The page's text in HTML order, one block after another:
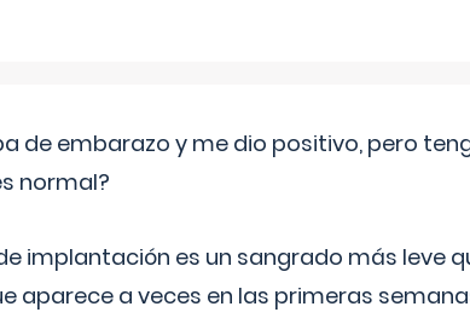
de embarazo y me dio positivo, pero
normal?
implantación es un sangrado más leve
aparece a veces en las primeras